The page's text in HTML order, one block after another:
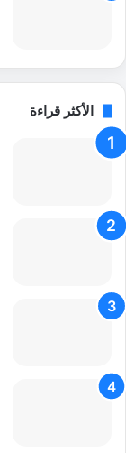
الأكثر قراءة